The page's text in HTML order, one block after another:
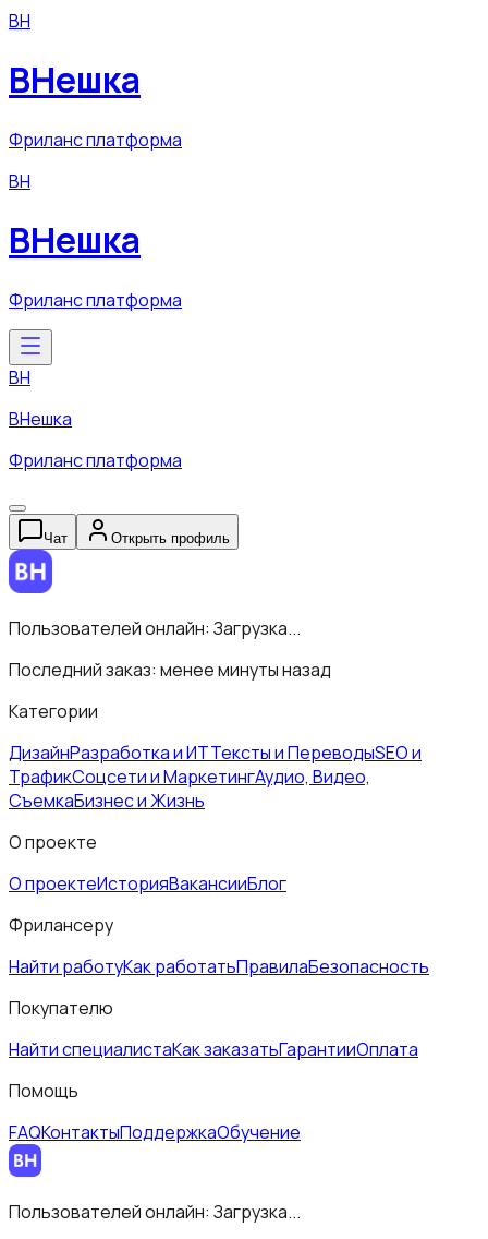
ВН
ВНешка
Фриланс платформа
ВН
ВНешка
Фриланс платформа
ВН
ВНешка
Фриланс платформа
Чат Открыть профиль
Пользователей онлайн: Загрузка...
Последний заказ: менее минуты назад
Категории
ДизайнРазработка и ИТТексты и ПереводыSEO и
ТрафикСоцсети и МаркетингАудио, Видео,
СъемкаБизнес и Жизнь
О проекте
О проектеИсторияВакансииБлог
Фрилансеру
Найти работуКак работатьПравилаБезопасность
Покупателю
Найти специалистаКак заказатьГарантииОплата
Помощь
FAQКонтактыПоддержкаОбучение
Пользователей онлайн: Загрузка...